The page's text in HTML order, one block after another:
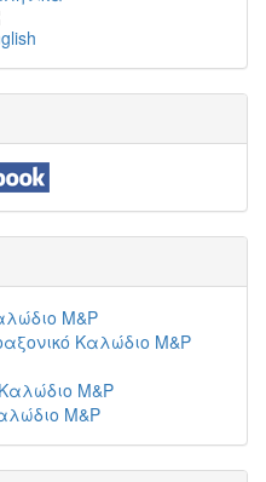
M&P
Καλώδιο M&P
M&P
M&P